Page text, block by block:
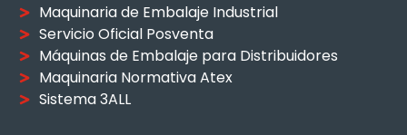
Maquinaria de Embalaje Industrial
Servicio Oficial Posventa
Máquinas de Embalaje para Distribuidores
Maquinaria Normativa Atex
Sistema 3ALL